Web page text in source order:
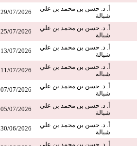
أ. د. حسن بن محمد بن علي
شبالة
29/07/2026
أ. د. حسن بن محمد بن علي
شبالة
25/07/2026
أ. د. حسن بن محمد بن علي
شبالة
13/07/2026
أ. د. حسن بن محمد بن علي
شبالة
11/07/2026
أ. د. حسن بن محمد بن علي
شبالة
07/07/2026
أ. د. حسن بن محمد بن علي
شبالة
05/07/2026
أ. د. حسن بن محمد بن علي
شبالة
30/06/2026
أ. د. حسن بن محمد بن علي